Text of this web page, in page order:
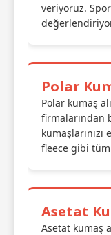
veriyoruz.
Polar
Polar kumaş
firmalarından
fleece gibi
Asetat
Asetat kumaş